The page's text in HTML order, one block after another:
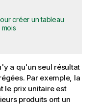
créer un tableau
a qu'un seul résultat
Par exemple, la
le prix unitaire est
produits ont un